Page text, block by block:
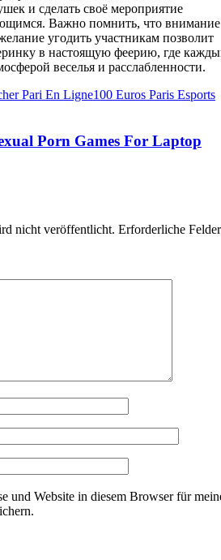
и сделать своё мероприятие
Важно помнить, что
угодить участникам позволит
в настоящую феерию, где
веселья и расслабленности.
Pari En Ligne100 Euros Paris Esports
Porn Games For Laptop
nicht veröffentlicht. Erforderliche Felder
und Website in diesem Browser für